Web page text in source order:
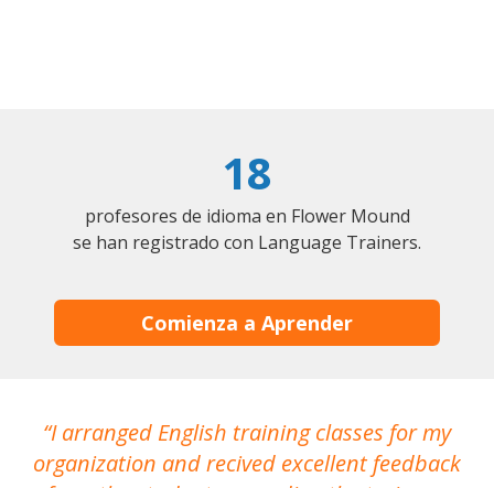
18
profesores de idioma en Flower Mound
se han registrado con Language Trainers.
Comienza a Aprender
I arranged English training classes for my
organization and recived excellent feedback